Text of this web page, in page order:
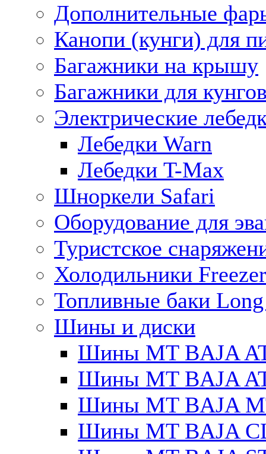
Дополнительные
Канопи (кунги) для
Багажники на крышу
Багажники для
Электрические
Лебедки Warn
Лебедки T-Max
Шноркели Safari
Оборудование для
Туристское
Холодильники
Топливные баки
Шины и диски
Шины MT BAJA
Шины MT BAJA
Шины MT BAJA
Шины MT BAJA